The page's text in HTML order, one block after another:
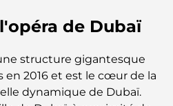
in the World: Hub of Global
A Practical Comparison for
de Dubaï
structure gigantesque
en 2016 et est le cœur de la
dynamique de Dubaï.